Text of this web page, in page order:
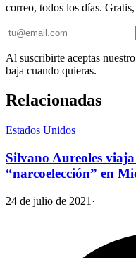
correo, todos los días.
Al suscribirte aceptas nuestro
baja cuando quieras.
Relacionadas
Estados Unidos
Silvano Aureoles
“narcoelección” en
24 de julio de 2021 ·